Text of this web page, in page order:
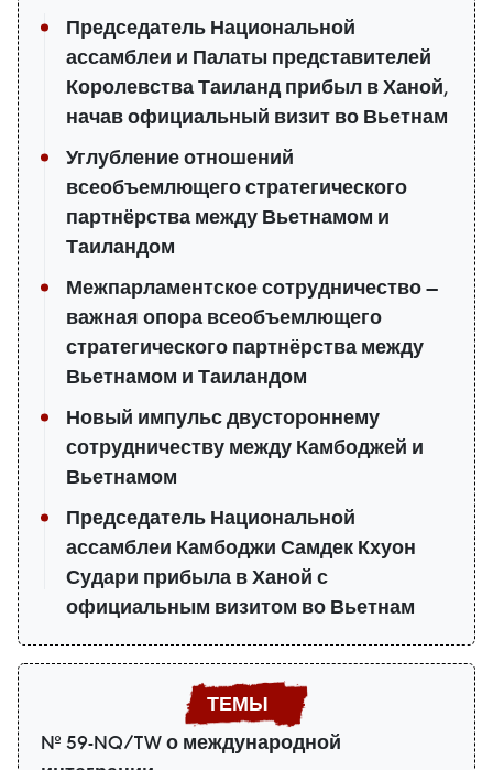
Председатель Национальной
ассамблеи и Палаты представителей
Королевства Таиланд прибыл в Ханой,
начав официальный визит во Вьетнам
Углубление отношений
всеобъемлющего стратегического
партнёрства между Вьетнамом и
Таиландом
Межпарламентское сотрудничество —
важная опора всеобъемлющего
стратегического партнёрства между
Вьетнамом и Таиландом
Новый импульс двустороннему
сотрудничеству между Камбоджей и
Вьетнамом
Председатель Национальной
ассамблеи Камбоджи Самдек Кхуон
Судари прибыла в Ханой с
официальным визитом во Вьетнам
№ 59-NQ/TW о международной